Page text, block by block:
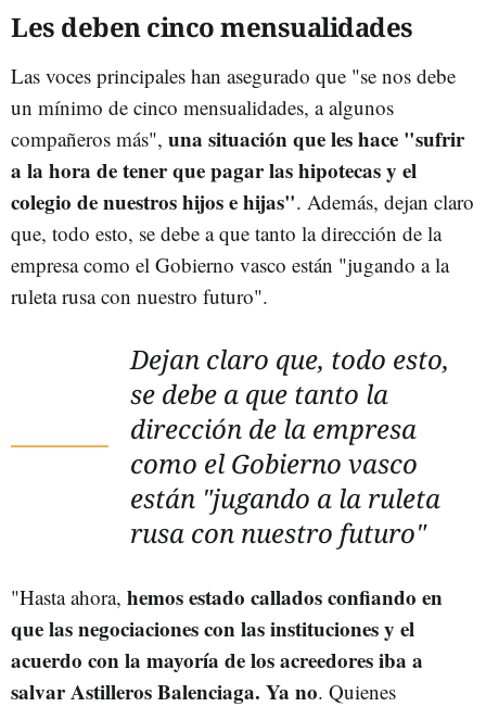
Les deben cinco mensualidades
Las voces principales han asegurado que "se nos debe
un mínimo de cinco mensualidades, a algunos
compañeros más", una situación que les hace "sufrir
a la hora de tener que pagar las hipotecas y el
colegio de nuestros hijos e hijas". Además, dejan claro
que, todo esto, se debe a que tanto la dirección de la
empresa como el Gobierno vasco están "jugando a la
ruleta rusa con nuestro futuro".
Dejan claro que, todo esto,
se debe a que tanto la
dirección de la empresa
como el Gobierno vasco
están "jugando a la ruleta
rusa con nuestro futuro"
"Hasta ahora, hemos estado callados confiando en
que las negociaciones con las instituciones y el
acuerdo con la mayoría de los acreedores iba a
salvar Astilleros Balenciaga. Ya no. Quienes